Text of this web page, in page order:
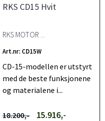
RKS CD15 Hvit
RKS MOTOR ...
Art.nr: CD15W
CD-15-modellen er utstyrt
med de beste funksjonene
og materialene i...
18.200,- 15.916,-